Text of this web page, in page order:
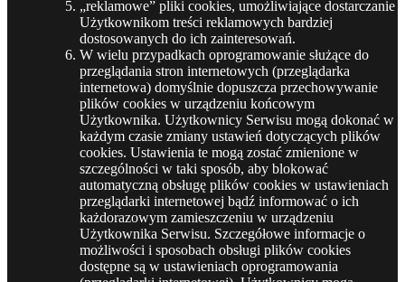
„reklamowe” pliki cookies, umożliwiające dostarczanie
Użytkownikom treści reklamowych bardziej
dostosowanych do ich zainteresowań.
W wielu przypadkach oprogramowanie służące do
przeglądania stron internetowych (przeglądarka
internetowa) domyślnie dopuszcza przechowywanie
plików cookies w urządzeniu końcowym
Użytkownika. Użytkownicy Serwisu mogą dokonać w
każdym czasie zmiany ustawień dotyczących plików
cookies. Ustawienia te mogą zostać zmienione w
szczególności w taki sposób, aby blokować
automatyczną obsługę plików cookies w ustawieniach
przeglądarki internetowej bądź informować o ich
każdorazowym zamieszczeniu w urządzeniu
Użytkownika Serwisu. Szczegółowe informacje o
możliwości i sposobach obsługi plików cookies
dostępne są w ustawieniach oprogramowania